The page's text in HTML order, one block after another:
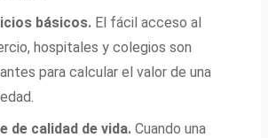
básicos. El fácil acceso al
hospitales y colegios son
para calcular el valor de una
de calidad de vida. Cuando una